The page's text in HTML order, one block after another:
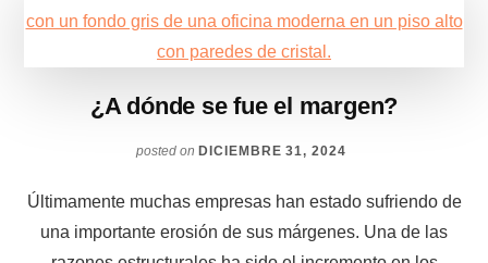
¿A dónde se fue el margen?
posted on DICIEMBRE 31, 2024
Últimamente muchas empresas han estado sufriendo de
una importante erosión de sus márgenes. Una de las